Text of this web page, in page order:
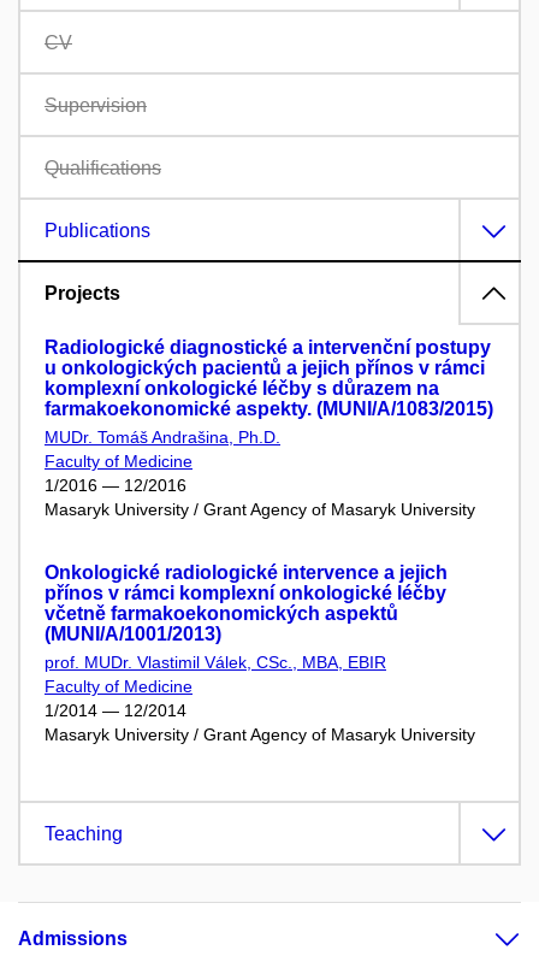
CV
Supervision
Qualifications
Publications
Projects
Radiologické diagnostické a intervenční postupy
u onkologických pacientů a jejich přínos v rámci
komplexní onkologické léčby s důrazem na
farmakoekonomické aspekty. (MUNI/A/1083/2015)
MUDr. Tomáš Andrašina, Ph.D.
Faculty of Medicine
1/2016 — 12/2016
Masaryk University / Grant Agency of Masaryk University
Onkologické radiologické intervence a jejich
přínos v rámci komplexní onkologické léčby
včetně farmakoekonomických aspektů
(MUNI/A/1001/2013)
prof. MUDr. Vlastimil Válek, CSc., MBA, EBIR
Faculty of Medicine
1/2014 — 12/2014
Masaryk University / Grant Agency of Masaryk University
Teaching
Admissions